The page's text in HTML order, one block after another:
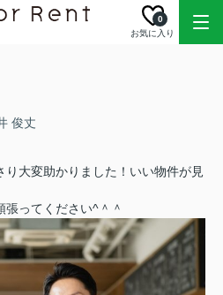
お気に入り
0
俊丈
大変助かりました！いい物件が見
ってください^＾＾